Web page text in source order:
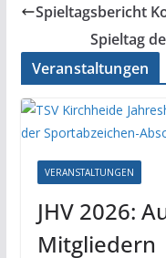
Spieltagsbericht
Spieltag
Veranstaltungen
VERANSTALTUNGEN
JHV 2026:
Mitgliedern